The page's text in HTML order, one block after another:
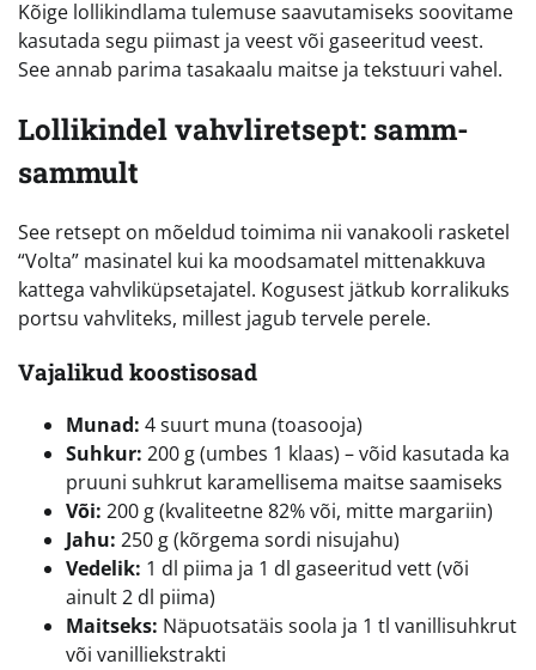
Kõige lollikindlama tulemuse saavutamiseks soovitame
kasutada segu piimast ja veest või gaseeritud veest.
See annab parima tasakaalu maitse ja tekstuuri vahel.
Lollikindel vahvliretsept: samm-
sammult
See retsept on mõeldud toimima nii vanakooli rasketel
“Volta” masinatel kui ka moodsamatel mittenakkuva
kattega vahvliküpsetajatel. Kogusest jätkub korralikuks
portsu vahvliteks, millest jagub tervele perele.
Vajalikud koostisosad
Munad: 4 suurt muna (toasooja)
Suhkur: 200 g (umbes 1 klaas) – võid kasutada ka
pruuni suhkrut karamellisema maitse saamiseks
Või: 200 g (kvaliteetne 82% või, mitte margariin)
Jahu: 250 g (kõrgema sordi nisujahu)
Vedelik: 1 dl piima ja 1 dl gaseeritud vett (või
ainult 2 dl piima)
Maitseks: Näpuotsatäis soola ja 1 tl vanillisuhkrut
või vanilliekstrakti